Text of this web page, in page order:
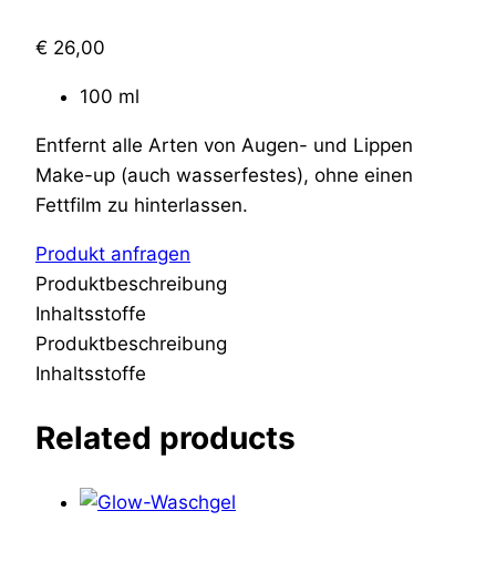
€ 26,00
100 ml
Entfernt alle Arten von Augen- und Lippen
Make-up (auch wasserfestes), ohne einen
Fettfilm zu hinterlassen.
Produkt anfragen
Produktbeschreibung
Inhaltsstoffe
Produktbeschreibung
Inhaltsstoffe
Related products